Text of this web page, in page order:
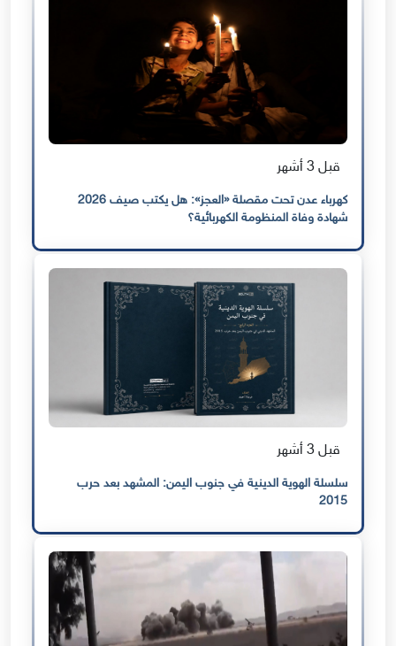
قبل 3 أشهر
كهرباء عدن تحت مقصلة «العجز»: هل يكتب صيف 2026
شهادة وفاة المنظومة الكهربائية؟
قبل 3 أشهر
سلسلة الهوية الدينية في جنوب اليمن: المشهد بعد حرب
2015